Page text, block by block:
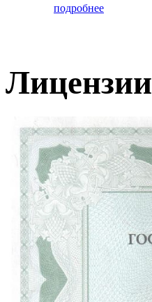
подробнее
Лицензии